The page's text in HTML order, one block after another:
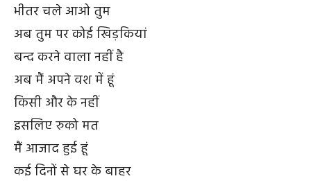
भीतर चले आओ तुम
अब तुम पर कोई खिड़कियां
बन्द करने वाला नहीं है
अब मैं अपने वश में हूं
किसी और के नहीं
इसलिए रुको मत
मैं आजाद हुई हूं
कई दिनों से घर के बाहर